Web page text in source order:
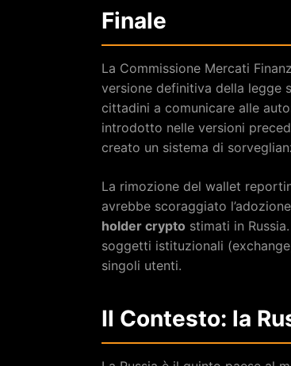
Finale
La Commissione Mercati
versione definitiva della legge
cittadini a comunicare alle
introdotto nelle versioni
creato un sistema di
La rimozione del wallet
avrebbe scoraggiato
holder crypto stimati in
soggetti istituzionali
singoli utenti.
Il Contesto: la